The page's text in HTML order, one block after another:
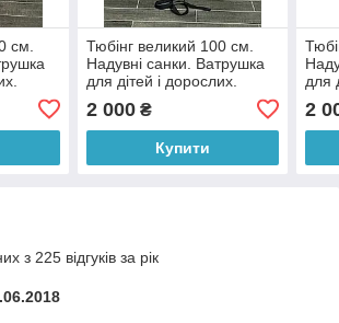
см.
Тюбінг великий 100 см.
Надувні санки. Ватрушка
для дітей і дорослих.
гірці.
2 000₴
Купити
для
гірці.
2
з 225 відгуків за рік